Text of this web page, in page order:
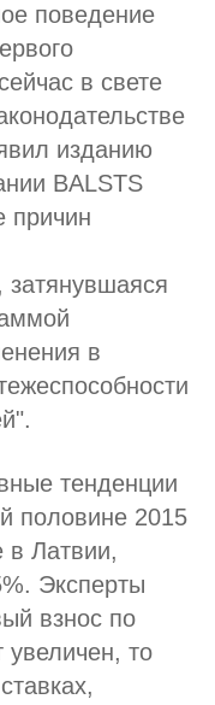
поведение
в свете
изданию
BALSTS
причин
затянувшаяся
в
тенденции
половине 2015
в Латвии,
Эксперты
взнос по
увеличен, то